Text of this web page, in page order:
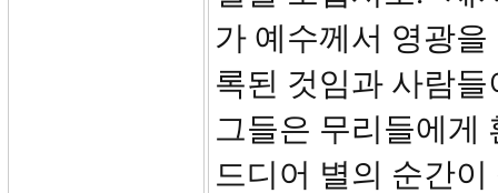
가 예수께서 영광
록된 것임과 사람
그들은 무리들에게
드디어 별의 순간